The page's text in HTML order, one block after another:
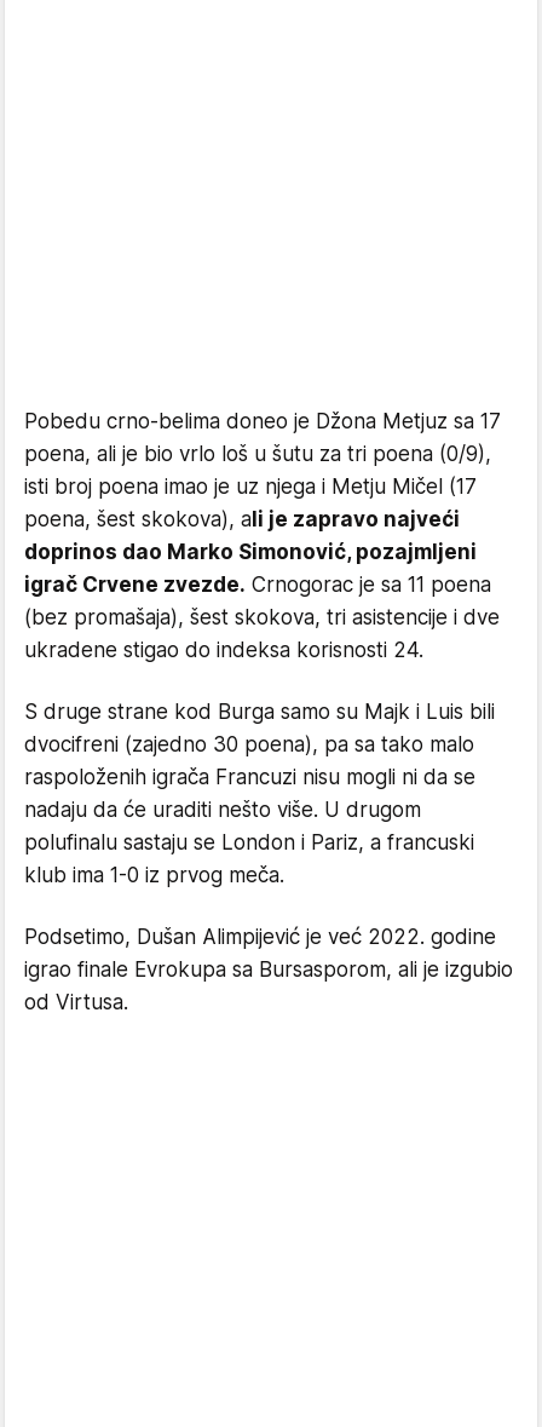
Pobedu crno-belima doneo je Džona Metjuz sa 17
poena, ali je bio vrlo loš u šutu za tri poena (0/9),
isti broj poena imao je uz njega i Metju Mičel (17
poena, šest skokova), ali je zapravo najveći
doprinos dao Marko Simonović, pozajmljeni
igrač Crvene zvezde. Crnogorac je sa 11 poena
(bez promašaja), šest skokova, tri asistencije i dve
ukradene stigao do indeksa korisnosti 24.
S druge strane kod Burga samo su Majk i Luis bili
dvocifreni (zajedno 30 poena), pa sa tako malo
raspoloženih igrača Francuzi nisu mogli ni da se
nadaju da će uraditi nešto više. U drugom
polufinalu sastaju se London i Pariz, a francuski
klub ima 1-0 iz prvog meča.
Podsetimo, Dušan Alimpijević je već 2022. godine
igrao finale Evrokupa sa Bursasporom, ali je izgubio
od Virtusa.